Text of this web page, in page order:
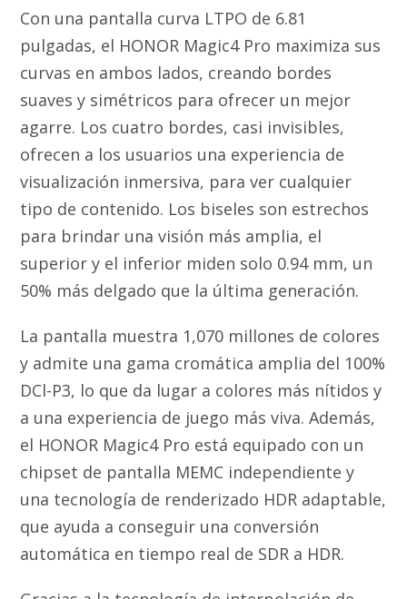
Con una pantalla curva LTPO de 6.81
pulgadas, el HONOR Magic4 Pro maximiza sus
curvas en ambos lados, creando bordes
suaves y simétricos para ofrecer un mejor
agarre. Los cuatro bordes, casi invisibles,
ofrecen a los usuarios una experiencia de
visualización inmersiva, para ver cualquier
tipo de contenido. Los biseles son estrechos
para brindar una visión más amplia, el
superior y el inferior miden solo 0.94 mm, un
50% más delgado que la última generación.
La pantalla muestra 1,070 millones de colores
y admite una gama cromática amplia del 100%
DCl-P3, lo que da lugar a colores más nítidos y
a una experiencia de juego más viva. Además,
el HONOR Magic4 Pro está equipado con un
chipset de pantalla MEMC independiente y
una tecnología de renderizado HDR adaptable,
que ayuda a conseguir una conversión
automática en tiempo real de SDR a HDR.